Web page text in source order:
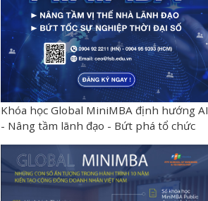
Khóa học Global MiniMBA định hướng AI
- Nâng tầm lãnh đạo - Bứt phá tổ chức